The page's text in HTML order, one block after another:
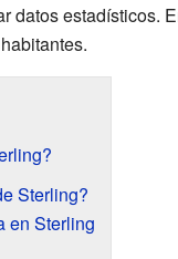
datos estadísticos.
Sterling?
en Sterling